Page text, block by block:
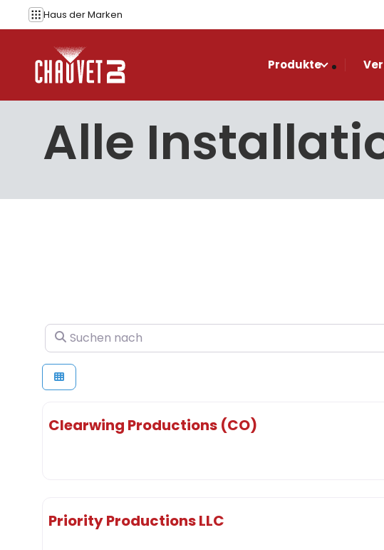
Zum Inhalt springen
Haus derMarken
Produkte
Alle
Suchen nach
Clearwing Productions (CO)
Priority Productions LLC